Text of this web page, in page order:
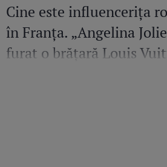
Cine este influencerița
în Franța. „Angelina
furat o brățară Louis